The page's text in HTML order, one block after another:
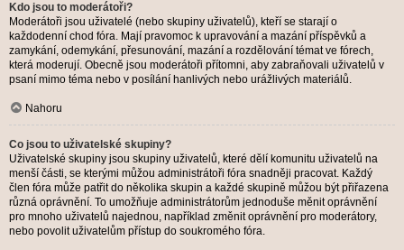
Kdo jsou to moderátoři?
Moderátoři jsou uživatelé (nebo skupiny uživatelů), kteří se starají o
každodenní chod fóra. Mají pravomoc k upravování a mazání příspěvků a
zamykání, odemykání, přesunování, mazání a rozdělování témat ve fórech,
která moderují. Obecně jsou moderátoři přítomni, aby zabraňovali uživatelů v
psaní mimo téma nebo v posílání hanlivých nebo urážlivých materiálů.
Nahoru
Co jsou to uživatelské skupiny?
Uživatelské skupiny jsou skupiny uživatelů, které dělí komunitu uživatelů na
menší části, se kterými můžou administrátoři fóra snadněji pracovat. Každý
člen fóra může patřit do několika skupin a každé skupině můžou být přiřazena
různá oprávnění. To umožňuje administrátorům jednoduše měnit oprávnění
pro mnoho uživatelů najednou, například změnit oprávnění pro moderátory,
nebo povolit uživatelům přístup do soukromého fóra.